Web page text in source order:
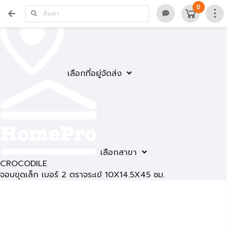
เลือกที่อยู่จัดส่ง
เลือกสาขา
0
CROCODILE
จอบขุดเล็ก เบอร์ 2 ตราจระเข้ 10X14.5X45 ซม.